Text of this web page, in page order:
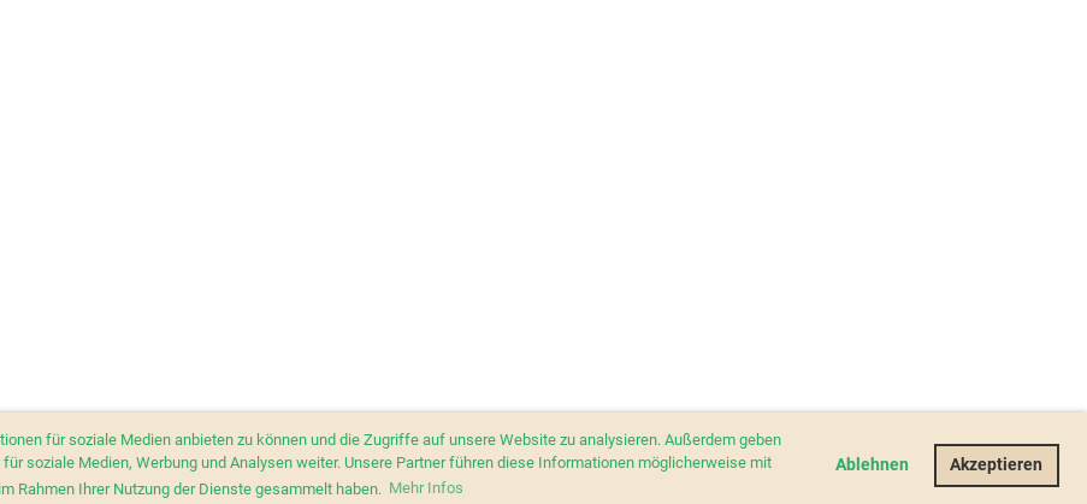
für soziale Medien anbieten zu können und die Zugriffe auf unsere Website zu analysieren. Außerdem geben
soziale Medien, Werbung und Analysen weiter. Unsere Partner führen diese Informationen möglicherweise mit
Rahmen Ihrer Nutzung der Dienste gesammelt haben. Mehr Infos
Ablehnen Akzeptieren